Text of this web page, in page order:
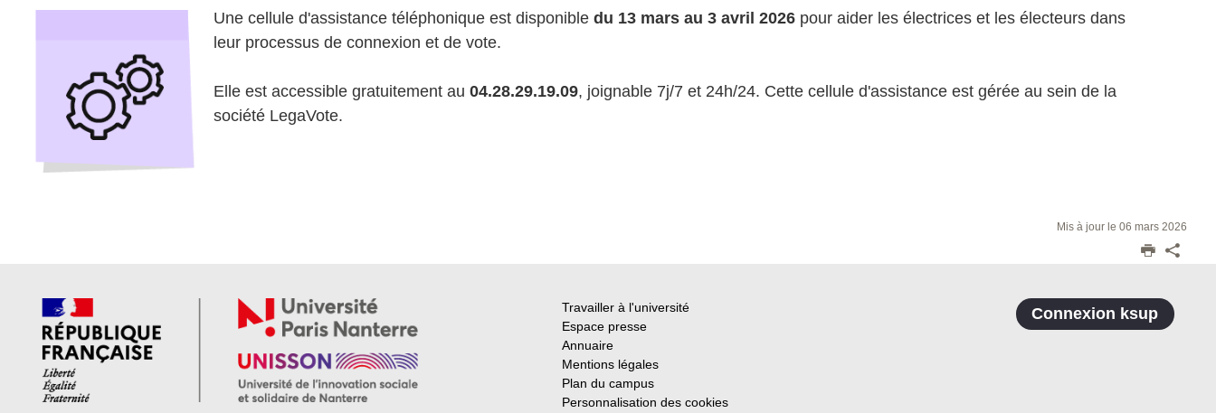
Une cellule d'assistance téléphonique est disponibledu 13 mars au 3 avril 2026 pour aider les électrices et les électeurs dans
leur processus de connexion et de vote.
Elle est accessible gratuitement au04.28.29.19.09, joignable 7j/7 et 24h/24. Cette cellule d'assistance est gérée au sein de la
société LegaVote.
Mis à jour le 06 mars 2026
Travailler à l'université
Espace presse
Annuaire
Mentions légales
Plan du campus
Personnalisation des cookies
Connexion ksup